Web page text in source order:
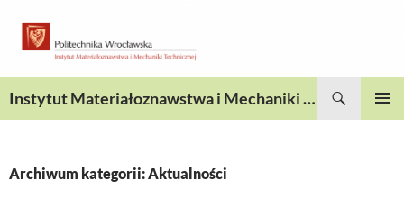
treści
Instytut Materiałoznawstwa i Mechaniki Technicznej
Archiwum kategorii: Aktualności